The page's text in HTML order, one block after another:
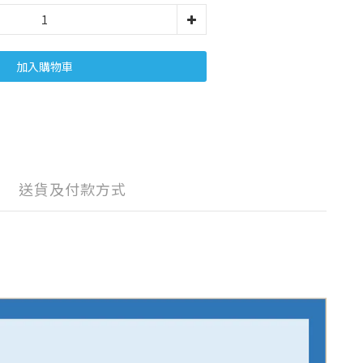
加入購物車
送貨及付款方式